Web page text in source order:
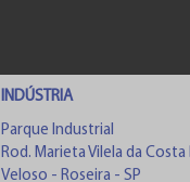
INDÚSTRIA
Parque Industrial
Rod. Marieta Vilela da Costa
Veloso - Roseira - SP